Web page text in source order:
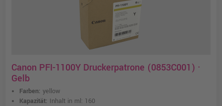
Canon PFI-1100Y Druckerpatrone (0853C001) ·
Gelb
Farben: yellow
Kapazität: Inhalt in ml: 160